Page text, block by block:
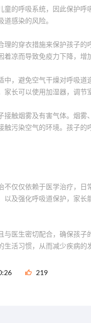
童的呼吸系统，因此保护
感染的风险。
理的穿衣措施来保护孩子
着凉而导致免疫力下降，增
中，避免空气干燥对呼吸道
家长可以使用加湿器，调节
接触烟雾及有害气体。烟
触污染空气的环境。孩子
不仅仅依赖于医学治疗，
以及强化呼吸道保护，家
与医生密切配合，确保孩
生活习惯，从而减少疾病的
219